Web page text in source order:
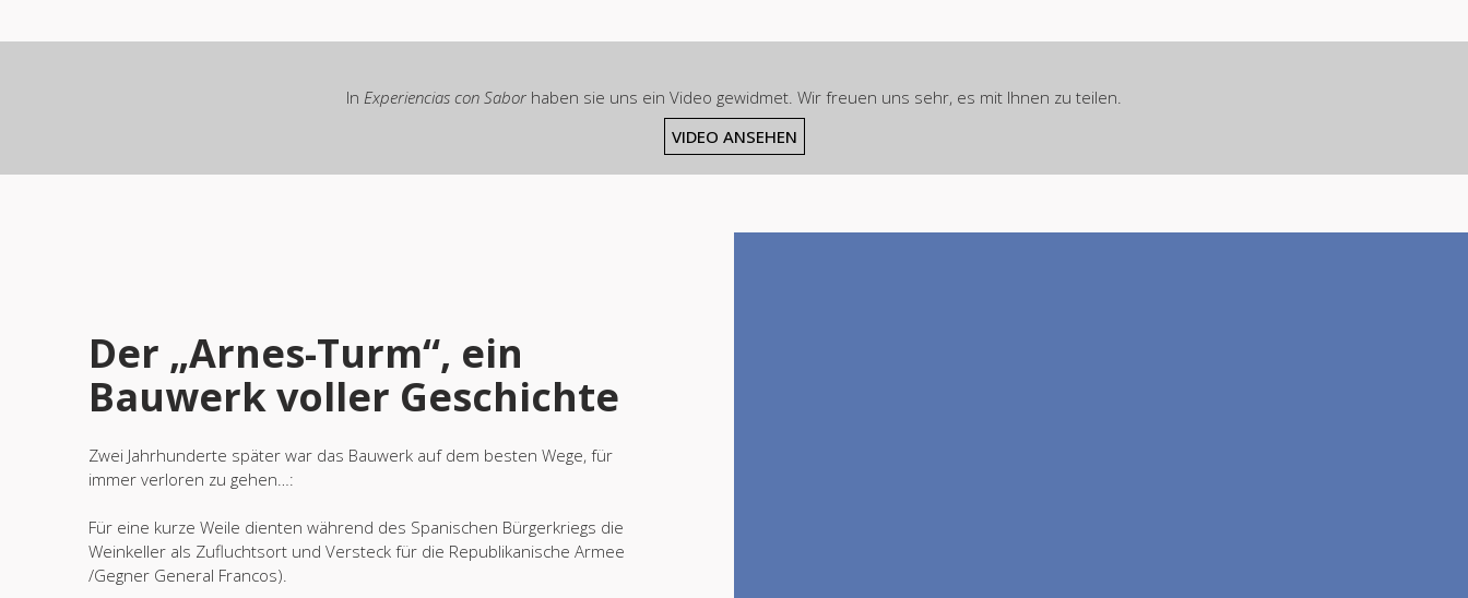
In Experiencias con Sabor haben sie uns ein Video gewidmet. Wir freuen uns sehr, es mit Ihnen zu teilen.
VIDEO ANSEHEN
Der „Arnes-Turm“, ein
Bauwerk voller Geschichte
Zwei Jahrhunderte später war das Bauwerk auf dem besten Wege, für
immer verloren zu gehen…:
Für eine kurze Weile dienten während des Spanischen Bürgerkriegs die
Weinkeller als Zufluchtsort und Versteck für die Republikanische Armee
/Gegner General Francos).